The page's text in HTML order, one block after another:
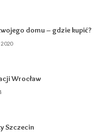
domu – gdzie kupić?
2020
Wrocław
Szczecin